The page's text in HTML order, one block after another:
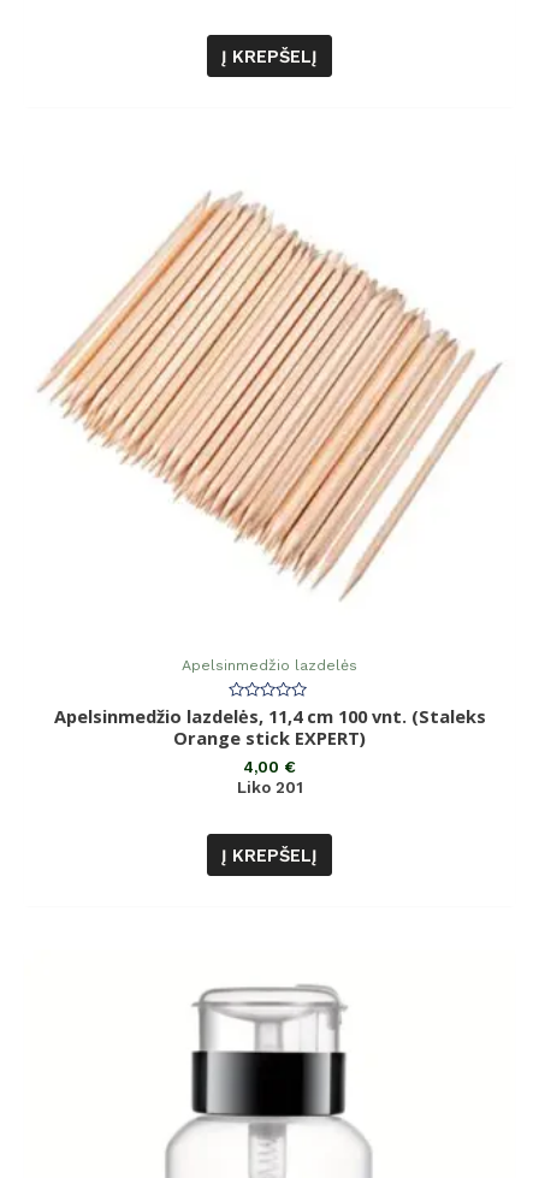
Į KREPŠELĮ
Apelsinmedžio lazdelės
Įvertinimas:
0
iš
Apelsinmedžio lazdelės, 11,4 cm 100 vnt. (Staleks
Orange stick EXPERT)
4,00 €
Liko 201
Į KREPŠELĮ